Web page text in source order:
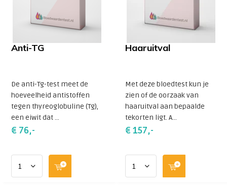
Anti-TG
De anti-Tg-test meet de
hoeveelheid antistoffen
tegen thyreoglobuline (Tg),
een eiwit dat ...
€ 76,-
Haaruitval
Met deze bloedtest kun je
zien of de oorzaak van
haaruitval aan bepaalde
tekorten ligt. A...
€ 157,-